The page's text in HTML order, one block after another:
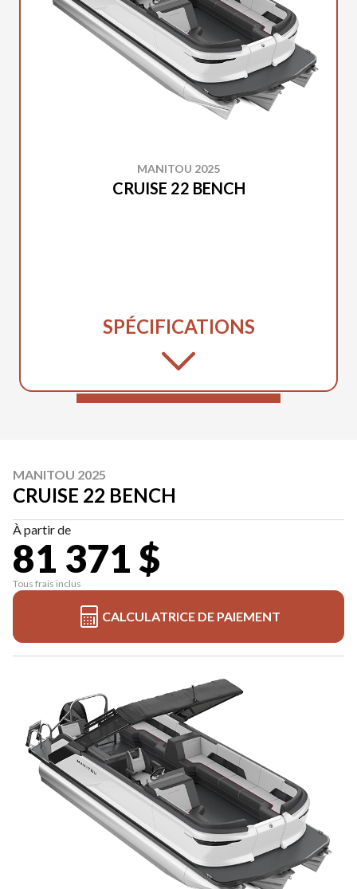
MANITOU 2025
CRUISE 22 BENCH
SPÉCIFICATIONS
MANITOU 2025
CRUISE 22 BENCH
À partir de
81 371 $
Tous frais inclus
CALCULATRICE DE PAIEMENT